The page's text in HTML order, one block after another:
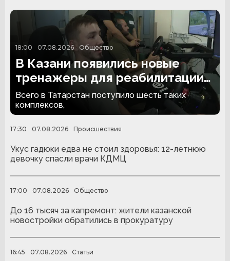
18:00 07.08.2026 Общество
В Казани появились новые
тренажеры для реабилитации
людей с ампутациями
Всего в Татарстан поступило шесть таких
комплексов,
17:30 07.08.2026 Происшествия
Укус гадюки едва не стоил здоровья: 12-летнюю
девочку спасли врачи КДМЦ
17:00 07.08.2026 Общество
До 16 тысяч за капремонт: жители казанской
новостройки обратились в прокуратуру
16:45 07.08.2026 Статьи